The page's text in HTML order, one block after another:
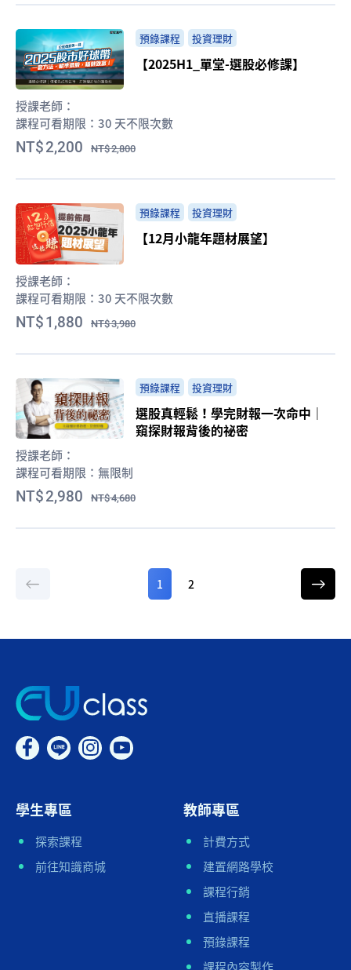
預錄課程 投資理財
【2025H1_單堂-選股必修課】
授課老師：
課程可看期限： 30 天不限次數
2,200 2,800
預錄課程 投資理財
【12月小龍年題材展望】
授課老師：
課程可看期限： 30 天不限次數
1,880 3,980
預錄課程 投資理財
選股真輕鬆！學完財報一次命中｜
窺探財報背後的祕密
授課老師：
課程可看期限： 無限制
2,980 4,680
1 2
學生專區
探索課程
前往知識商城
教師專區
計費方式
建置網路學校
課程行銷
直播課程
預錄課程